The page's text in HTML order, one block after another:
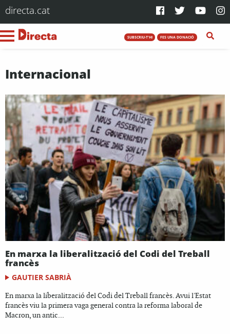
directa.cat
SUBSCRIU-T'HI FES UNA DONACIÓ
Internacional
En marxa la liberalització del Codi del Treball
francès
GAUTIER SABRIÀ
En marxa la liberalització del Codi del Treball francès. Avui l'Estat
francès viu la primera vaga general contra la reforma laboral de
Macron, un antic...